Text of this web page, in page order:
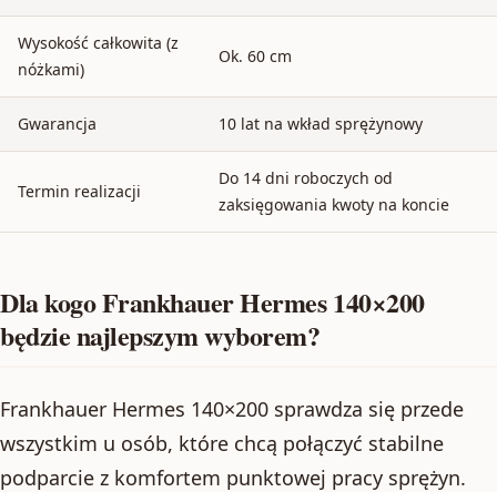
Wysokość całkowita (z
nóżkami)
Ok. 60 cm
Gwarancja 10 lat na wkład sprężynowy
Termin realizacji
Do 14 dni roboczych od
zaksięgowania kwoty na koncie
Dla kogo Frankhauer Hermes 140×200
będzie najlepszym wyborem?
Frankhauer Hermes 140×200 sprawdza się przede
wszystkim u osób, które chcą połączyć stabilne
podparcie z komfortem punktowej pracy sprężyn.